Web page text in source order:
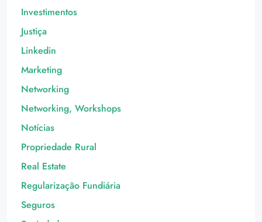
Investimentos
Justiça
Linkedin
Marketing
Networking
Networking, Workshops
Notícias
Propriedade Rural
Real Estate
Regularização Fundiária
Seguros